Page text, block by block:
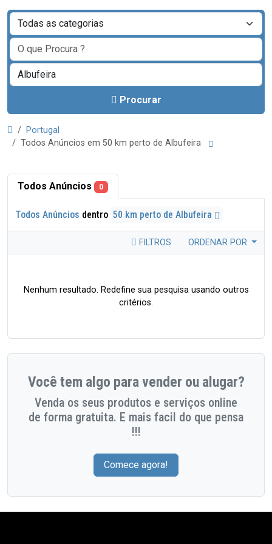
Procurar
Portugal
Todos Anúncios em 50 km perto de Albufeira
Todos Anúncios 0
Todos Anúncios dentro 50 km perto de Albufeira
FILTROS ORDENAR POR
Nenhum resultado. Redefine sua pesquisa usando outros
critérios.
Você tem algo para vender ou alugar?
Venda os seus produtos e serviços online
de forma gratuita. E mais facil do que pensa
!!!
Comece agora!